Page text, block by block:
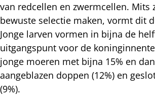
van redcellen en zwermcellen. Mits
bewuste selectie maken, vormt dit
Jonge larven vormen in bijna de
uitgangspunt voor de
jonge moeren met bijna 15% en
aangeblazen doppen (12%) en
(9%).